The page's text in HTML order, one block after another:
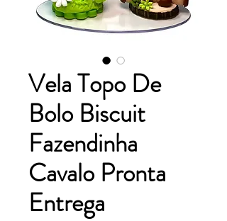
Vela Topo De
Bolo Biscuit
Fazendinha
Cavalo Pronta
Entrega